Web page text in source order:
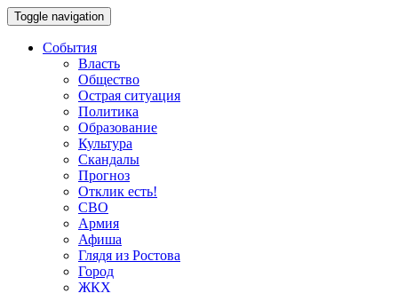
Toggle navigation
События
Власть
Общество
Острая ситуация
Политика
Образование
Культура
Скандалы
Прогноз
Отклик есть!
СВО
Армия
Афиша
Глядя из Ростова
Город
ЖКХ